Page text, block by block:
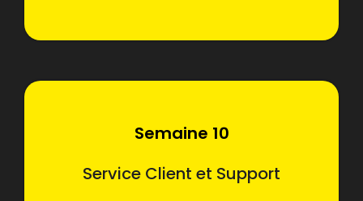
Semaine 10
Service Client et Support